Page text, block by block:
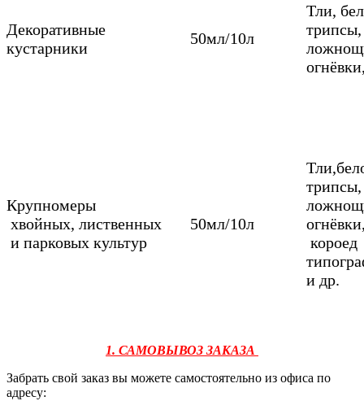
Декоративные
кустарники
50мл/10л
Тли,
Крупномеры
хвойных, лиственных
и парковых культур
50мл/10л
трипсы,
короед
и др.
1. САМОВЫВОЗ ЗАКАЗА
Забрать свой заказ вы можете самостоятельно из офиса по
адресу: